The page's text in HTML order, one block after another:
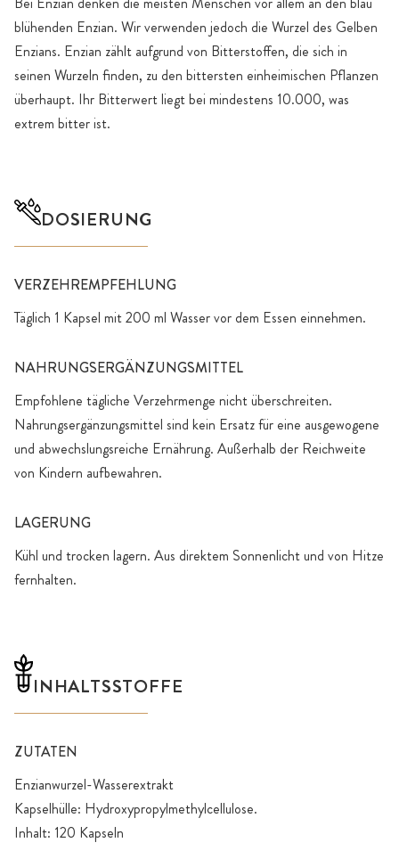
blühenden Enzian. Wir verwenden jedoch die Wurzel des Gelben
Enzians. Enzian zählt aufgrund von Bitterstoffen, die sich in
seinen Wurzeln finden, zu den bittersten einheimischen Pflanzen
überhaupt. Ihr Bitterwert liegt bei mindestens 10.000, was
extrem bitter ist.
DOSIERUNG
VERZEHREMPFEHLUNG
Täglich 1 Kapsel mit 200 ml Wasser vor dem Essen einnehmen.
NAHRUNGSERGÄNZUNGSMITTEL
Empfohlene tägliche Verzehrmenge nicht überschreiten.
Nahrungsergänzungsmittel sind kein Ersatz für eine ausgewogene
und abwechslungsreiche Ernährung. Außerhalb der Reichweite
von Kindern aufbewahren.
LAGERUNG
Kühl und trocken lagern. Aus direktem Sonnenlicht und von Hitze
fernhalten.
INHALTSSTOFFE
ZUTATEN
Enzianwurzel-Wasserextrakt
Kapselhülle: Hydroxypropylmethylcellulose.
Inhalt: 120 Kapseln